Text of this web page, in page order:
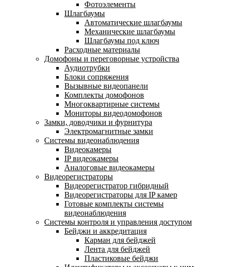
Фотоэлементы
Шлагбаумы
Автоматические шлагбаумы
Механические шлагбаумы
Шлагбаумы под ключ
Расходные материалы
Домофоны и переговорные устройства
Аудиотрубки
Блоки сопряжения
Вызывные видеопанели
Комплекты домофонов
Многоквартирные системы
Мониторы видеодомофонов
Замки, доводчики и фурнитура
Электромагнитные замки
Системы видеонаблюдения
Видеокамеры
IP видеокамеры
Аналоговые видеокамеры
Видеорегистраторы
Видеорегистратор гибридный
Видеорегистраторы для IP камер
Готовые комплекты системы
видеонаблюдения
Системы контроля и управления доступом
Бейджи и аккредитация
Карман для бейджей
Лента для бейджей
Пластиковые бейджи